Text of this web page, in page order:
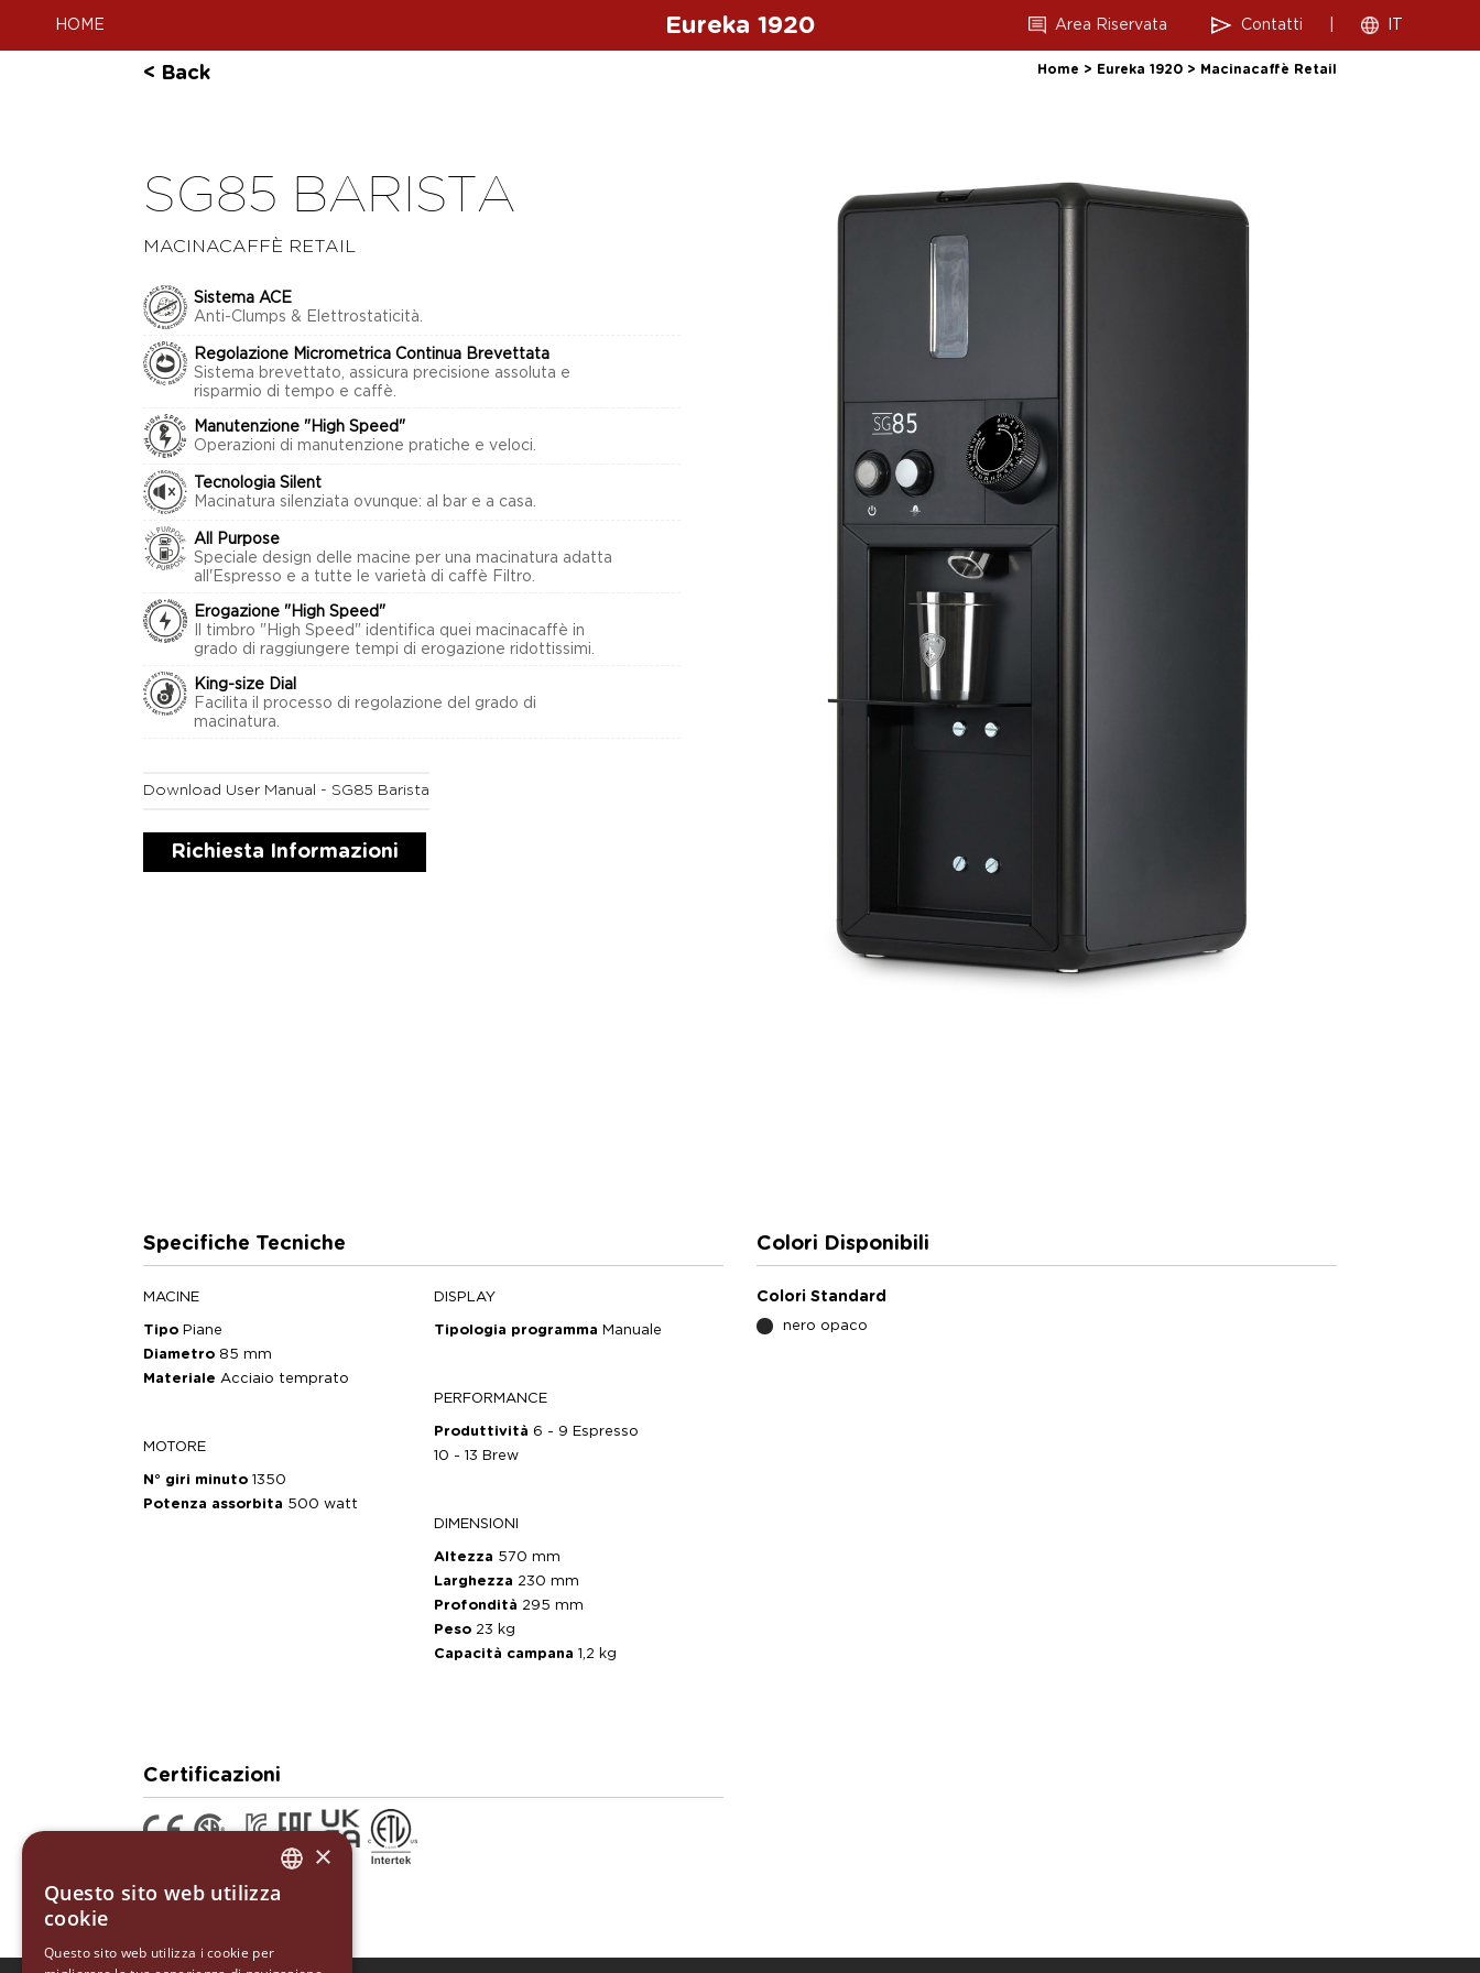
HOME Eureka 1920 Area Riservata Contatti
< Back Home > Eureka 1920 > Macinacaffè Retail
SG85 BARISTA
MACINACAFFÈ RETAIL
Sistema ACE
Anti-Clumps & Elettrostaticità.
Regolazione Micrometrica Continua Brevettata
Sistema brevettato, assicura precisione assoluta e
risparmio di tempo e caffè.
Manutenzione "High Speed"
Operazioni di manutenzione pratiche e veloci.
Tecnologia Silent
Macinatura silenziata ovunque: al bar e a casa.
All Purpose
Speciale design delle macine per una macinatura adatta
all'Espresso e a tutte le varietà di caffè Filtro.
Erogazione "High Speed"
Il timbro "High Speed" identifica quei macinacaffè in
grado di raggiungere tempi di erogazione ridottissimi.
King-size Dial
Facilita il processo di regolazione del grado di
macinatura.
Download User Manual - SG85 Barista
Richiesta Informazioni
Specifiche Tecniche
MACINE
Tipo Piane
Diametro 85 mm
Materiale Acciaio temprato
MOTORE
N° giri minuto 1350
Potenza assorbita 500 watt
DISPLAY
Tipologia programma Manuale
PERFORMANCE
Produttività 6 - 9 Espresso
10 - 13 Brew
DIMENSIONI
Altezza 570 mm
Larghezza 230 mm
Profondità 295 mm
Peso 23 kg
Capacità campana 1,2 kg
Certificazioni
Colori Disponibili
Colori Standard
nero opaco
×
Questo sito web utilizza
cookie
Questo sito web utilizza i cookie per